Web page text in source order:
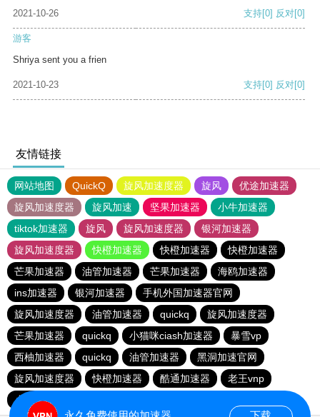
2021-10-26 支持[0] 反对[0]
游客
Shriya sent you a frien
2021-10-23 支持[0] 反对[0]
友情链接
网站地图 QuickQ 旋风加速度器 旋风
优途加速器
旋风加速度器
旋风加速 坚果加速器
小牛加速器
tiktok加速器
旋风 旋风加速度器
银河加速器
旋风加速度器
快橙加速器 快橙加速器
快橙加速器
芒果加速器
油管加速器 芒果加速器
海鸥加速器
ins加速器
银河加速器
手机外国加速器官网
旋风加速度器
油管加速器 quickq
旋风加速度器
芒果加速器
quickq 小猫咪ciash加速器
暴雪vp
西柚加速器
quickq 油管加速器
黑洞加速官网
旋风加速度器
快橙加速器 酷通加速器
老王vnp
小猫咪ciash加速器